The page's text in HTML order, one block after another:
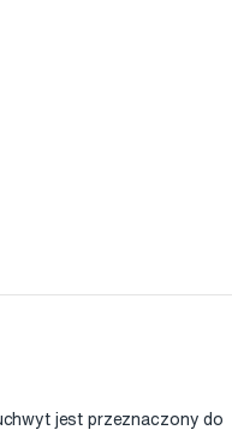
jest przeznaczony do